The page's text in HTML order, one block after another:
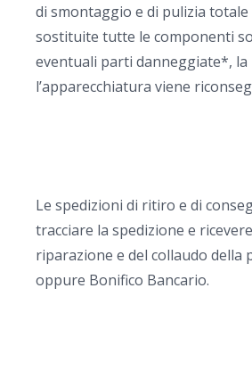
di smontaggio e di pulizia
sostituite tutte le componenti
eventuali parti danneggiate*,
l’apparecchiatura viene
Le spedizioni di ritiro e di
tracciare la spedizione e
riparazione e del collaudo
oppure Bonifico Bancario.